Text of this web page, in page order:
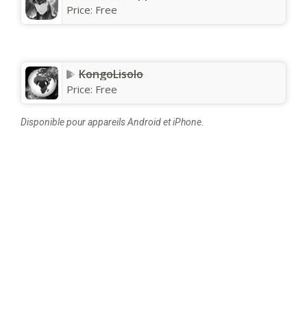
Price: Free
KongoLisolo
Price: Free
Disponible pour appareils Android et iPhone.